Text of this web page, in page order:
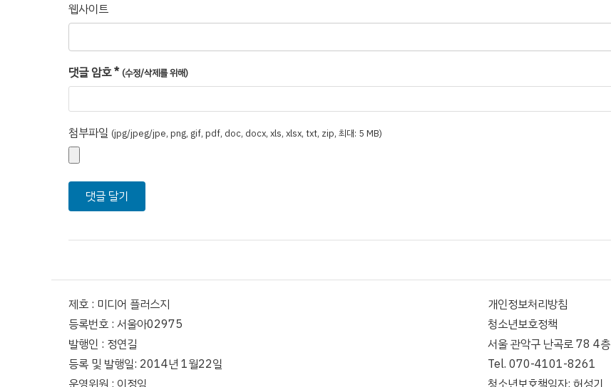
웹사이트
댓글 암호* (수정/삭제를 위해)
첨부파일 (jpg/jpeg/jpe, png, gif, pdf, doc, docx, xls, xlsx, txt, zip, 최대: 5 MB)
제호 : 미디어 플러스지
등록번호 : 서울아02975
발행인 : 정연길
등록 및 발행일: 2014년 1월22일
개인정보처리방침
청소년보호정책
서울 관악구 난곡로 78 4층
Tel. 070-4101-8261